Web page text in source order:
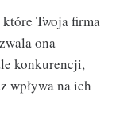
Twoja firma
ona
konkurencji,
wpływa na ich